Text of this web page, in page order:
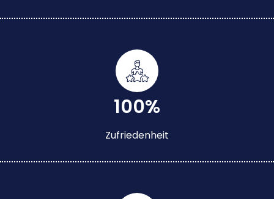
100%
Zufriedenheit